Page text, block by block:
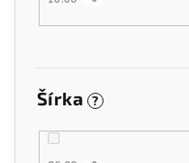
Šírka ?